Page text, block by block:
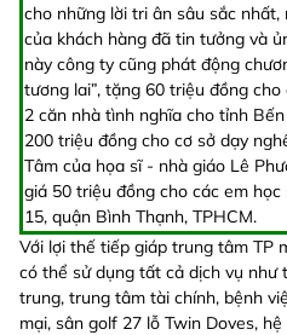
cho những lời tri ân sâu sắc
của khách hàng đã tin tưởng và
này công ty cũng phát động
tương lai”, tặng 60 triệu đồng
2 căn nhà tình nghĩa cho tỉnh
200 triệu đồng cho cơ sở dạy
Tâm của họa sĩ - nhà giáo Lê
giá 50 triệu đồng cho các em
15, quận Bình Thạnh, TPHCM.
Với lợi thế tiếp giáp trung tâm TP
có thể sử dụng tất cả dịch vụ như
trung, trung tâm tài chính, bệnh
mại, sân golf 27 lỗ Twin Doves,